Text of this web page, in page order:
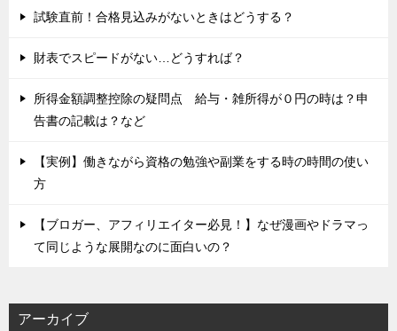
試験直前！合格見込みがないときはどうする？
財表でスピードがない…どうすれば？
所得金額調整控除の疑問点 給与・雑所得が０円の時は？申
告書の記載は？など
【実例】働きながら資格の勉強や副業をする時の時間の使い
方
【ブロガー、アフィリエイター必見！】なぜ漫画やドラマっ
て同じような展開なのに面白いの？
アーカイブ